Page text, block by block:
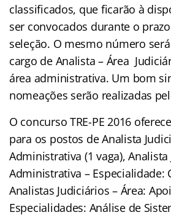
classificados, que ficarão à
ser convocados durante o
seleção. O mesmo número
cargo de Analista – Área
área administrativa. Um bom
nomeações serão realizadas
O concurso TRE-PE 2016
para os postos de Analista
Administrativa (1 vaga), Analista
Administrativa – Especialidade:
Analistas Judiciários – Área:
Especialidades: Análise de